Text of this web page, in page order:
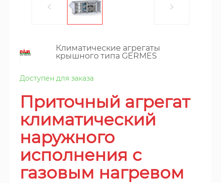
Климатические агрегаты
крышного типа GERMES
Доступен для заказа
Приточный агрегат
климатический
наружного
исполнения с
газовым нагревом